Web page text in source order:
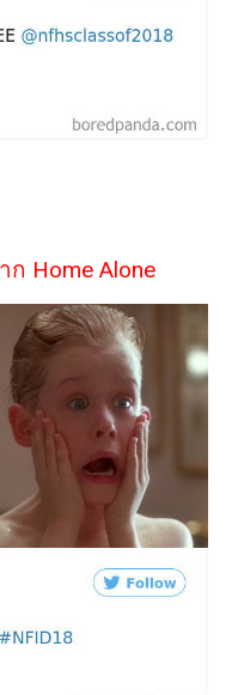
Home Alone